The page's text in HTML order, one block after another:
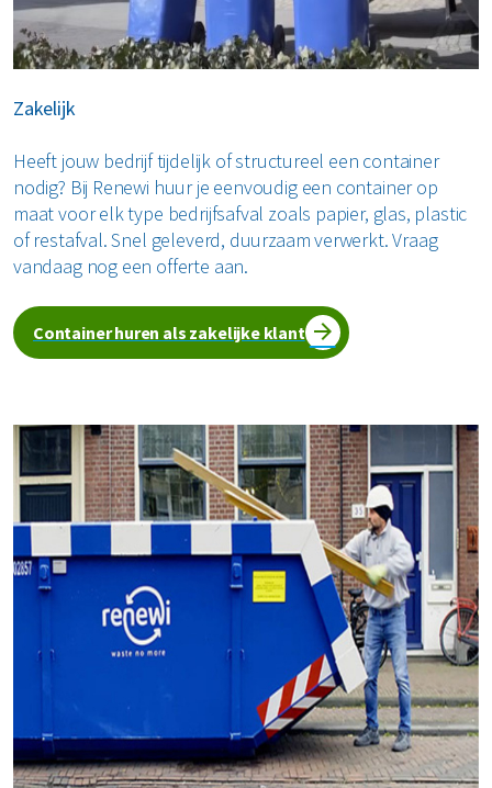
Zakelijk
Heeft jouw bedrijf tijdelijk of structureel een container
nodig? Bij Renewi huur je eenvoudig een container op
maat voor elk type bedrijfsafval zoals papier, glas, plastic
of restafval. Snel geleverd, duurzaam verwerkt. Vraag
vandaag nog een offerte aan.
Container huren als zakelijke klant